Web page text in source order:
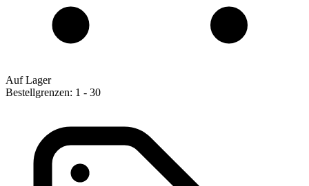
Auf Lager
Bestellgrenzen: 1 - 30